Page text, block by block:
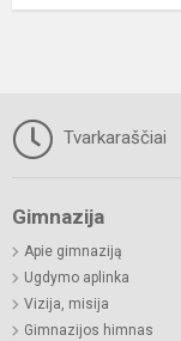
Tvarkaraščiai
Gimnazija
Apie gimnaziją
Ugdymo aplinka
Vizija, misija
Gimnazijos himnas